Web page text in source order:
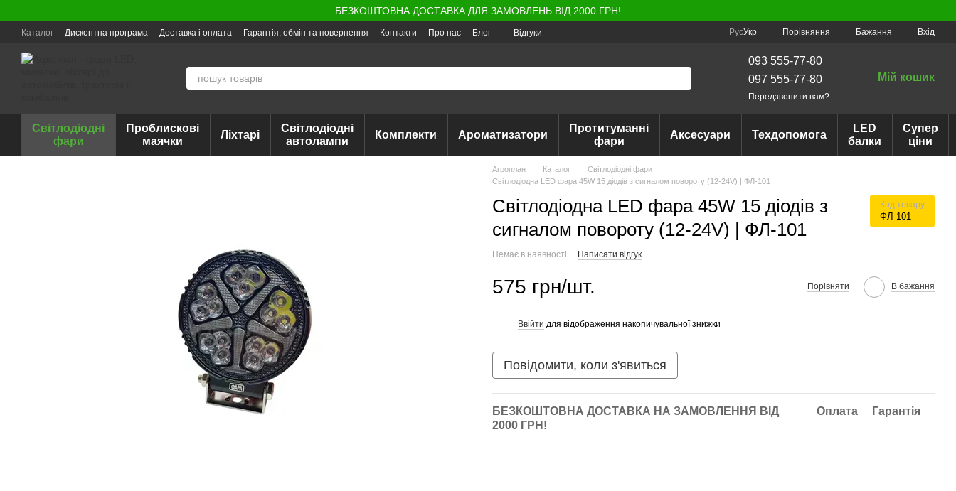
БЕЗКОШТОВНА ДОСТАВКА ДЛЯ ЗАМОВЛЕНЬ ВІД 2000 ГРН!
Каталог Дисконтна програма Доставка і оплата Гарантія, обмін та повернення Контакти Про нас Блог Відгуки РусУкр Порівняння Бажання Вхід
093 555-77-80
097 555-77-80
Передзвонити вам?
Мій кошик
Світлодіодні
фари
Проблискові
маячки
Ліхтарі
Світлодіодні
автолампи
Комплекти Ароматизатори
Протитуманні
фари
Аксесуари Техдопомога
LED
балки
Супер
ціни
Агроплан Каталог
Світлодіодні фари
Світлодіодна LED фара 45W 15 діодів з сигналом повороту (12-24V) | ФЛ-101
Світлодіодна LED фара 45W 15 діодів з
сигналом повороту (12-24V) | ФЛ-101
Код товару
ФЛ-101
Немає в наявності Написати відгук
575 грн/шт. Порівняти В бажання
Ввійти для відображення накопичувальної знижки
Повідомити, коли з'явиться
БЕЗКОШТОВНА ДОСТАВКА НА ЗАМОВЛЕННЯ ВІД
2000 ГРН!
Оплата Гарантія